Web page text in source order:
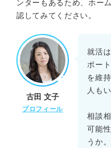
ンターもあるため、ホー
認してみてください。
古田 文子
プロフィール
就活
ポー
を維
人も
相談
可能
うか。